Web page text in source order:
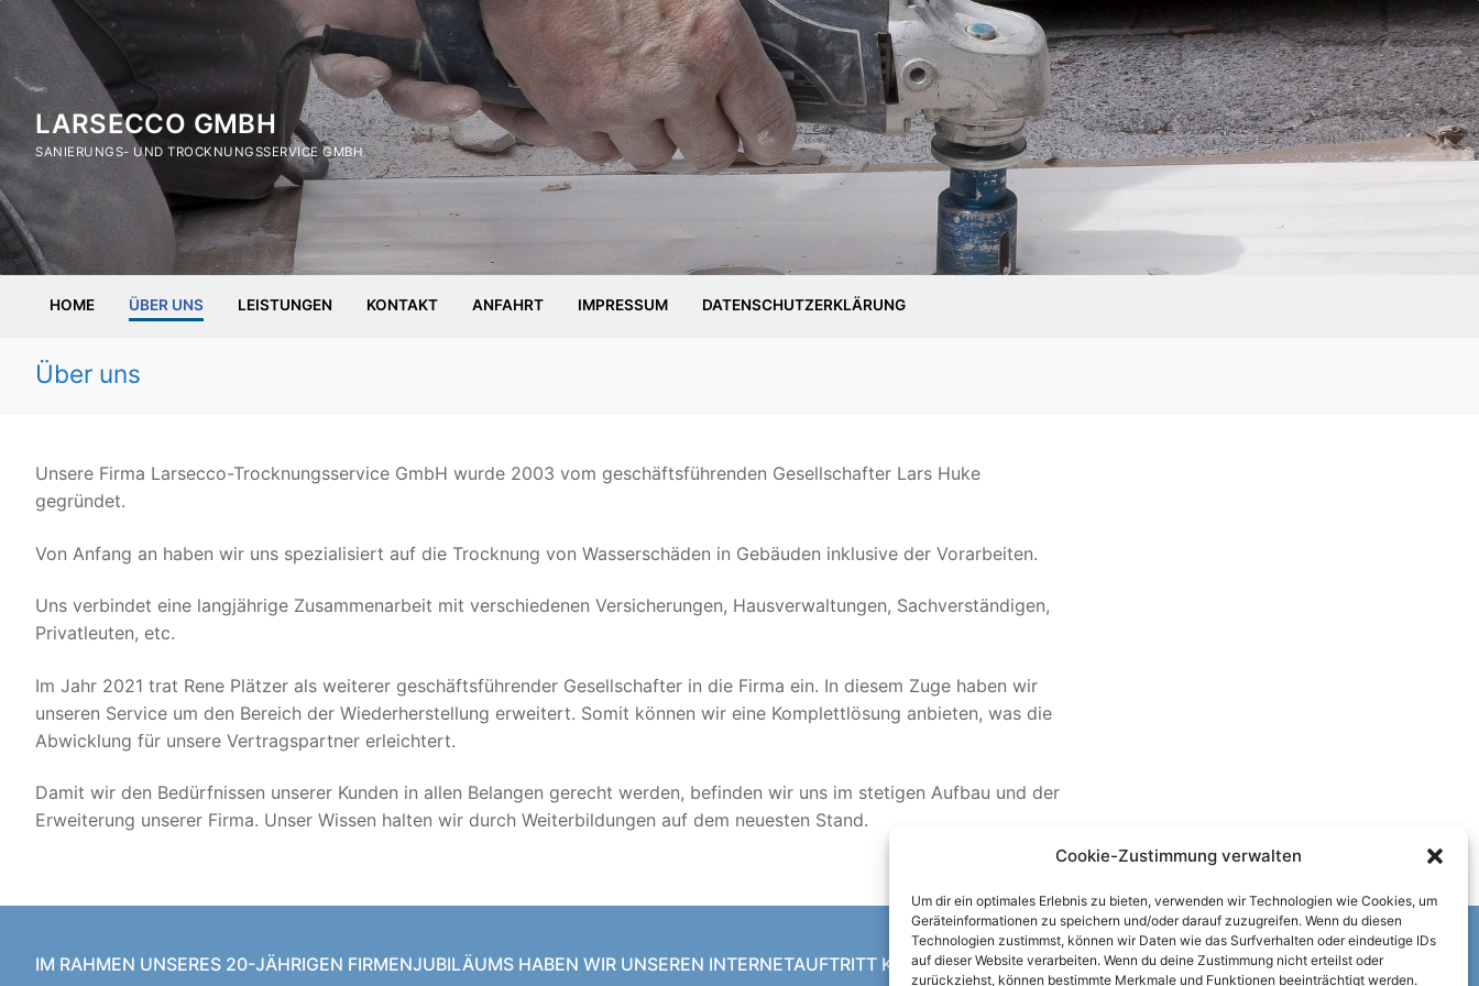
Cookie-Zustimmung verwalten
Um dir ein optimales Erlebnis zu bieten, verwenden wir Technologien wie Cookies, um
Geräteinformationen zu speichern und/oder darauf zuzugreifen. Wenn du diesen
Technologien zustimmst, können wir Daten wie das Surfverhalten oder eindeutige IDs
auf dieser Website verarbeiten. Wenn du deine Zustimmung nicht erteilst oder
zurückziehst, können bestimmte Merkmale und Funktionen beeinträchtigt werden.
Zum
Inhalt
springen
LARSECCO GMBH
SANIERUNGS- UND TROCKNUNGSSERVICE GMBH
HOME ÜBER UNS LEISTUNGEN KONTAKT ANFAHRT IMPRESSUM DATENSCHUTZERKLÄRUNG
Über uns
Unsere Firma Larsecco-Trocknungsservice GmbH wurde 2003 vom geschäftsführenden Gesellschafter Lars Huke
gegründet.
Von Anfang an haben wir uns spezialisiert auf die Trocknung von Wasserschäden in Gebäuden inklusive der Vorarbeiten.
Uns verbindet eine langjährige Zusammenarbeit mit verschiedenen Versicherungen, Hausverwaltungen, Sachverständigen,
Privatleuten, etc.
Im Jahr 2021 trat Rene Plätzer als weiterer geschäftsführender Gesellschafter in die Firma ein. In diesem Zuge haben wir
unseren Service um den Bereich der Wiederherstellung erweitert. Somit können wir eine Komplettlösung anbieten, was die
Abwicklung für unsere Vertragspartner erleichtert.
Damit wir den Bedürfnissen unserer Kunden in allen Belangen gerecht werden, befinden wir uns im stetigen Aufbau und der
Erweiterung unserer Firma. Unser Wissen halten wir durch Weiterbildungen auf dem neuesten Stand.
IM RAHMEN UNSERES 20-JÄHRIGEN FIRMENJUBILÄUMS HABEN WIR UNSEREN INTERNETAUFTRITT KOMPLETT NEU GESTALTET.